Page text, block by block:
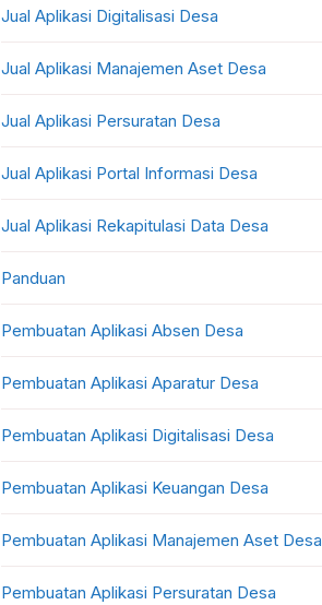
Jual Aplikasi Digitalisasi Desa
Jual Aplikasi Manajemen Aset Desa
Jual Aplikasi Persuratan Desa
Jual Aplikasi Portal Informasi Desa
Jual Aplikasi Rekapitulasi Data Desa
Panduan
Pembuatan Aplikasi Absen Desa
Pembuatan Aplikasi Aparatur Desa
Pembuatan Aplikasi Digitalisasi Desa
Pembuatan Aplikasi Keuangan Desa
Pembuatan Aplikasi Manajemen Aset Desa
Pembuatan Aplikasi Persuratan Desa